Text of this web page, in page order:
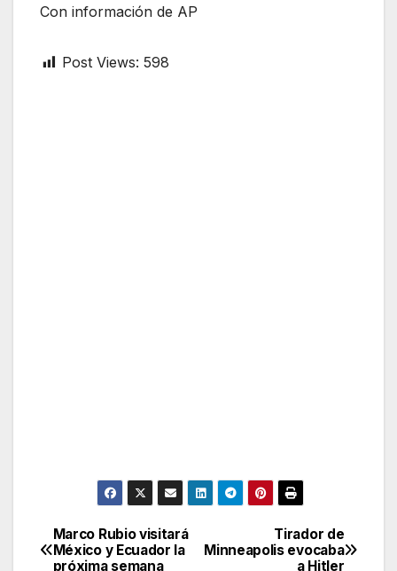
Con información de AP
Post Views: 598
Post
Tirador de
Minneapolis evocaba
a Hitler
Marco Rubio visitará
México y Ecuador la
próxima semana